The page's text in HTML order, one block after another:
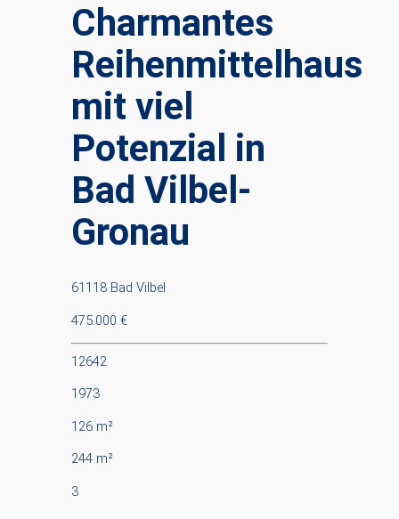
Charmantes
Reihenmittelhaus
mit viel
Potenzial in
Bad Vilbel-
Gronau
61118 Bad Vilbel
475.000 €
12642
1973
126 m²
244 m²
3